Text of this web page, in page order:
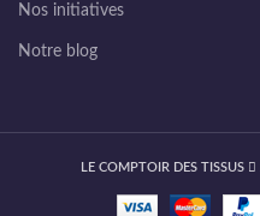
Nos initiatives
Notre blog
LE COMPTOIR DES TISSUS